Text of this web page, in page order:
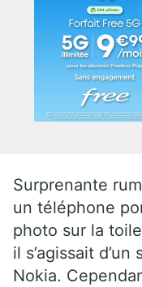
Surprenante
un téléphone
photo sur la
il s’agissait
Nokia.